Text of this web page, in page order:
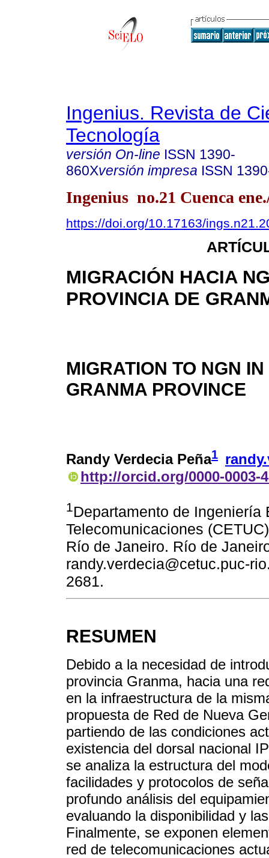
Ingenius. Revista de
Tecnología
versión On-line ISSN 1390-
860Xversión impresa ISSN
Ingenius no.21 Cuenca
https://doi.org/10.17163/
MIGRACIÓN HACIA
PROVINCIA DE
MIGRATION TO NGN
GRANMA PROVINCE
Randy Verdecia Peña1
http://orcid.org/0000-0003-
1 Departamento de
Telecomunicaciones
Río de Janeiro. Río de
randy.verdecia@cetuc.puc-
2681.
RESUMEN
Debido a la necesidad de
provincia Granma, hacia una
en la infraestructura de la
propuesta de Red de Nueva
partiendo de las condiciones
existencia del dorsal nacional
se analiza la estructura del
facilidades y protocolos de
profundo análisis del
evaluando la disponibilidad y
Finalmente, se exponen
red de telecomunicaciones